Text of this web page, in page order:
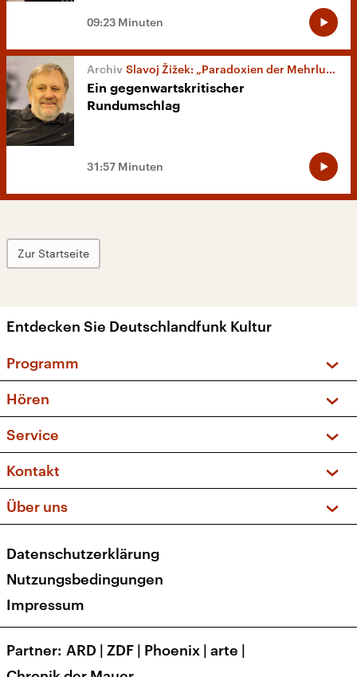
09:23 Minuten
Slavoj Žižek: „Paradoxien der Mehrlust“
Ein gegenwartskritischer
Rundumschlag
31:57 Minuten
Zur Startseite
Entdecken Sie Deutschlandfunk Kultur
Programm
Sendungen und Podcasts
Musikliste
Kakadu – Das Kinderprogramm
Hören
Frequenzen (UKW + DAB+)
Service
FAQ
Apps
Newsletter
Kontakt
Social Media
Über uns
Presse
Karriere
Transparenz
Datenschutzerklärung
Nutzungsbedingungen
Impressum
Partner ARD | ZDF | Phoenix | arte |